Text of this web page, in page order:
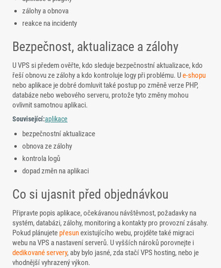
zálohy a obnova
reakce na incidenty
Bezpečnost, aktualizace a zálohy
U VPS si předem ověřte, kdo sleduje bezpečnostní aktualizace, kdo
řeší obnovu ze zálohy a kdo kontroluje logy při problému. Ue-shopu
nebo aplikace je dobré domluvit také postup po změně verze PHP,
databáze nebo webového serveru, protože tyto změny mohou
ovlivnit samotnou aplikaci.
Související:aplikace
bezpečnostní aktualizace
obnova ze zálohy
kontrola logů
dopad změn na aplikaci
Co si ujasnit před objednávkou
Připravte popis aplikace, očekávanou návštěvnost, požadavky na
systém, databázi, zálohy, monitoring a kontakty pro provozní zásahy.
Pokud plánujete přesunexistujícího webu, projděte také migraci
webu na VPS a nastavení serverů. U vyšších nároků porovnejte i
dedikované servery, aby bylo jasné, zda stačí VPS hosting, nebo je
vhodnější vyhrazený výkon.